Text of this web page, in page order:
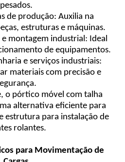
pesados.
de produção: Auxilia na
estruturas e máquinas.
montagem industrial: Ideal
de equipamentos.
e serviços industriais:
materiais com precisão e
o pórtico móvel com talha
alternativa eficiente para
estrutura para instalação de
rolantes.
para Movimentação de